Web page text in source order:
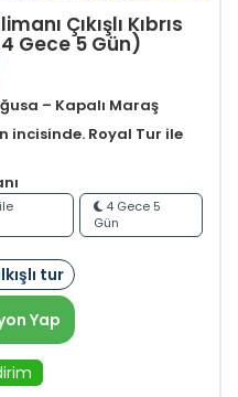
Çıkışlı Kıbrıs
Gece 5 Gün)
– Kapalı Maraş
incisinde. Royal Tur ile
4 Gece 5
Gün
tur
Yap